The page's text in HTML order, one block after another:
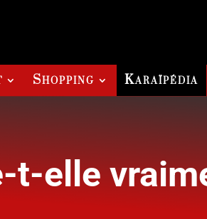
Shopping Karaïpédia
t-elle